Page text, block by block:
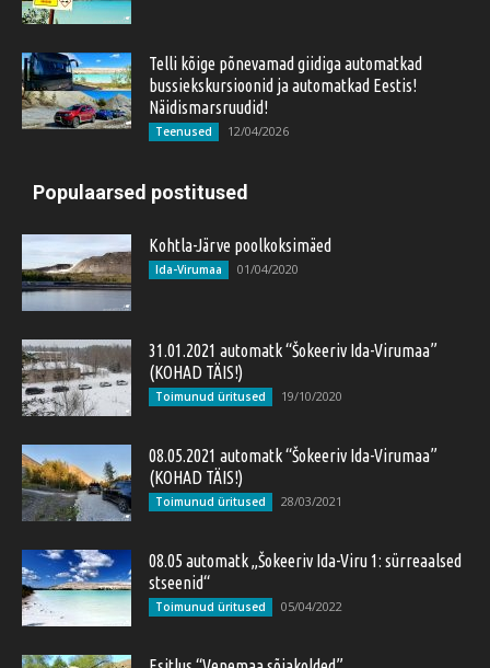
Telli kõige põnevamad giidiga automatkad
bussiekskursioonid ja automatkad Eestis!
Näidismarsruudid!
Teenused 12/04/2026
Populaarsed postitused
Kohtla-Järve poolkoksimäed
Ida-Virumaa 01/04/2020
31.01.2021 automatk “Šokeeriv Ida-Virumaa”
(KOHAD TÄIS!)
Toimunud üritused 19/10/2020
08.05.2021 automatk “Šokeeriv Ida-Virumaa”
(KOHAD TÄIS!)
Toimunud üritused 28/03/2021
08.05 automatk „Šokeeriv Ida-Viru 1: sürreaalsed
stseenid“
Toimunud üritused 05/04/2022